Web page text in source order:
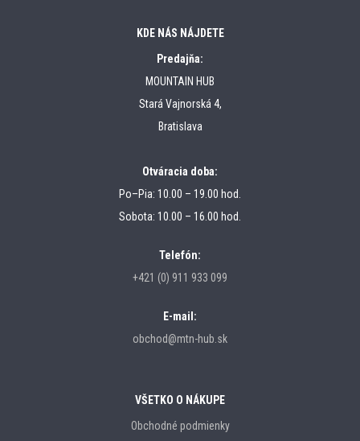
KDE NÁS NÁJDETE
Predajňa:
MOUNTAIN HUB
Stará Vajnorská 4,
Bratislava
Otváracia doba:
Po–Pia: 10.00 – 19.00 hod.
Sobota: 10.00 – 16.00 hod.
Telefón:
+421 (0) 911 933 099
E-mail:
obchod@mtn-hub.sk
VŠETKO O NÁKUPE
Obchodné podmienky